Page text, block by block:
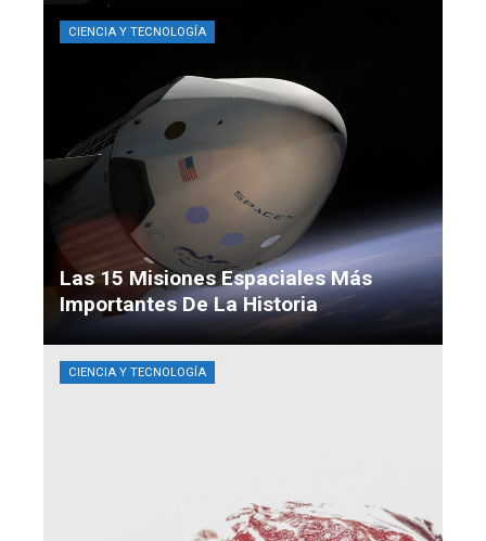
Las 15 Misiones Espaciales Más
Importantes De La Historia
CIENCIA Y TECNOLOGÍA
CIENCIA Y TECNOLOGÍA